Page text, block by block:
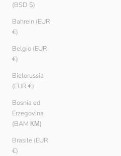
(BSD $)
Bahrein (EUR
€)
Belgio (EUR
€)
Bielorussia
(EUR €)
Bosnia ed
Erzegovina
(BAM КМ)
Brasile (EUR
€)